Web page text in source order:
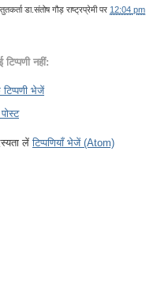
डा.संतोष गौड़ राष्ट्रप्रेमी पर 12:04 pm
टिप्पणी नहीं:
भेजें
लेंटिप्पणियाँ भेजें (Atom)